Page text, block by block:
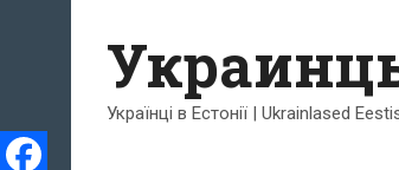
содержимому
Українці в Естонії | Ukrainlased